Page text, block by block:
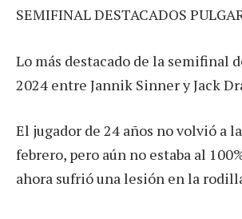
Lo más destacado de la semifinal
2024 entre Jannik Sinner y Jack
El jugador de 24 años no volvió a
febrero, pero aún no estaba al
ahora sufrió una lesión en la